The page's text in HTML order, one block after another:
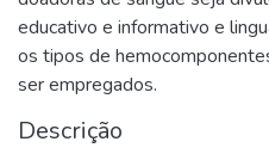
educativo e informativo e
os tipos de
ser empregados.
Descrição